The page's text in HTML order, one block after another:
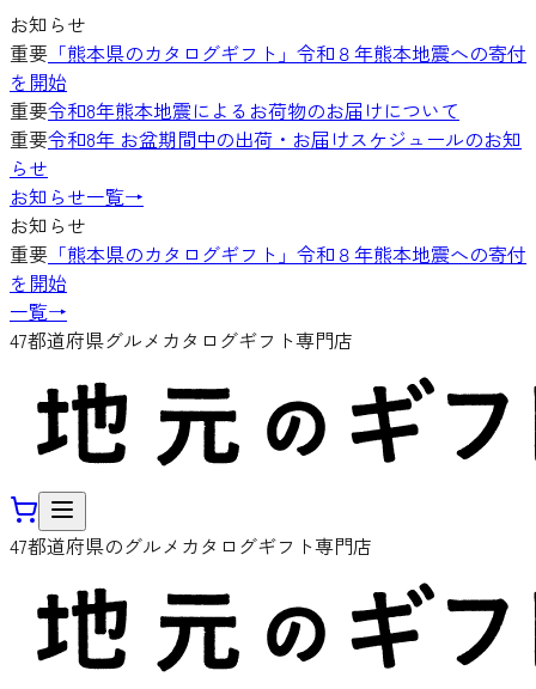
お知らせ
重要 「熊本県のカタログギフト」令和８年熊本地震への寄付
を開始
重要令和8年熊本地震によるお荷物のお届けについて
重要令和8年 お盆期間中の出荷・お届けスケジュールのお知
らせ
お知らせ一覧→
お知らせ
重要 「熊本県のカタログギフト」令和８年熊本地震への寄付
を開始
一覧→
47都道府県グルメカタログギフト専門店
47都道府県のグルメカタログギフト専門店